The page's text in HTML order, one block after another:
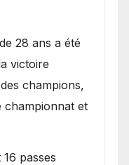
28 ans a été
victoire
champions,
championnat et
passes